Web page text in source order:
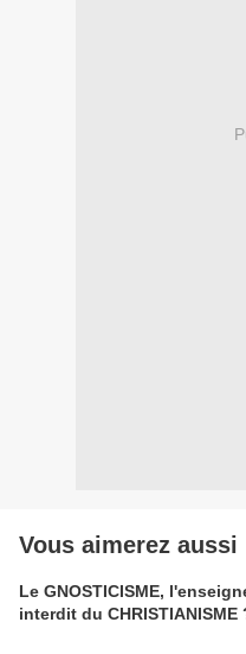
Vous aimerez aussi
Le GNOSTICISME,
interdit du CHRISTIANISME